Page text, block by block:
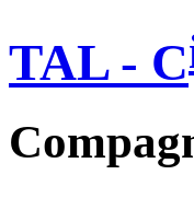
TAL - C